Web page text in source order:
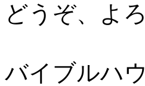
どうぞ、よ
バイブルハ